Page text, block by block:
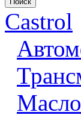
Castrol